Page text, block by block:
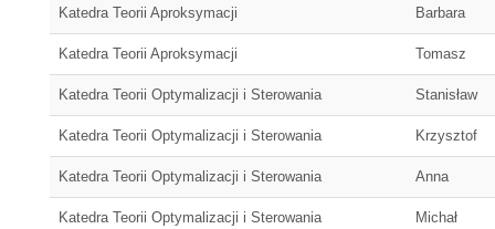
Katedra Teorii Aproksymacji Barbara
Katedra Teorii Aproksymacji Tomasz
Katedra Teorii Optymalizacji i Sterowania Stanisław
Katedra Teorii Optymalizacji i Sterowania Krzysztof
Katedra Teorii Optymalizacji i Sterowania Anna
Katedra Teorii Optymalizacji i Sterowania Michał